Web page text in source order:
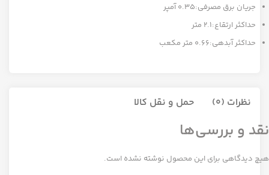
جریان برق مصرفی:0.35 آمپر
حداکثر ارتقاع:2.1 متر
حداکثر آبدهی:0.66 متر مکعب
نظرات (0) حمل و نقل کالا
نقد و بررسی‌ها
هیچ دیدگاهی برای این محصول نوشته نشده است.